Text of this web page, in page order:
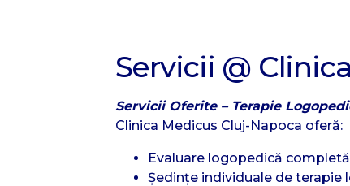
Servicii @
Servicii Oferite – Terapie
Clinica Medicus Cluj-Napoca oferă:
Evaluare logopedică
Ședințe individuale de terapie